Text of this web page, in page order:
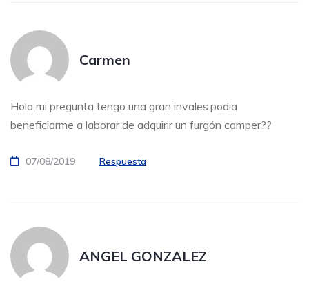
Carmen
Hola mi pregunta tengo una gran invales.podia
beneficiarme a laborar de adquirir un furgón camper??
07/08/2019 Respuesta
ANGEL GONZALEZ